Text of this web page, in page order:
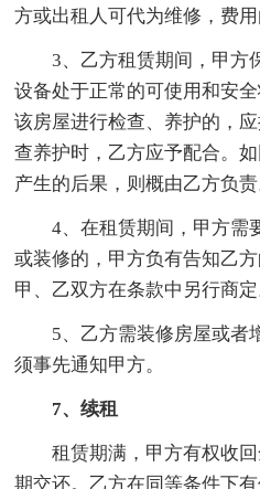
方或出租人可代为维修，费用
3、乙方租赁期间，甲方
设备处于正常的可使用和安
该房屋进行检查、养护的，
查养护时，乙方应予配合。
产生的后果，则概由乙方负责
4、在租赁期间，甲方需
或装修的，甲方负有告知乙
甲、乙双方在条款中另行商定
5、乙方需装修房屋或者
须事先通知甲方。
7、续租
租赁期满，甲方有权收
期交还。乙方在同等条件下